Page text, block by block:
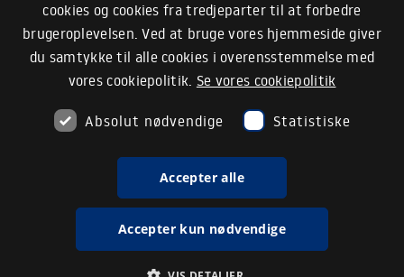
cookies og cookies fra tredjeparter til at forbedre
brugeroplevelsen. Ved at bruge vores hjemmeside giver
du samtykke til alle cookies i overensstemmelse med
vores cookiepolitik. Se vores cookiepolitik
Absolut nødvendige Statistiske
Accepter alle
Accepter kun nødvendige